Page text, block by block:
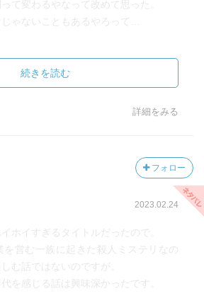
て変わるやなって改めて思った。
ゃないこともあるやろって…
続きを読む
詳細をみる
フォロー
2023.02.24
ホイすぎるタイトルだったので。
を営む一族に起きた殺人ミステリなの
む話ではないのですが。
を感じる話は興味深かったです。